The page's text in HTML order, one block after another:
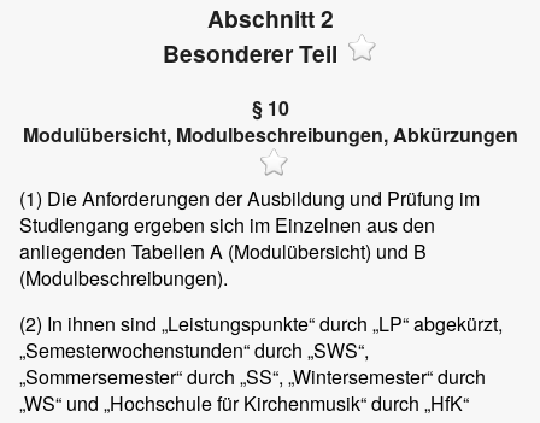
Abschnitt 2
Besonderer Teil
§ 10
Modulübersicht, Modulbeschreibungen, Abkürzungen
(1) Die Anforderungen der Ausbildung und Prüfung im
Studiengang ergeben sich im Einzelnen aus den
anliegenden Tabellen A (Modulübersicht) und B
(Modulbeschreibungen).
(2) In ihnen sind „Leistungspunkte“ durch „LP“ abgekürzt,
„Semesterwochenstunden“ durch „SWS“,
„Sommersemester“ durch „SS“, „Wintersemester“ durch
„WS“ und „Hochschule für Kirchenmusik“ durch „HfK“